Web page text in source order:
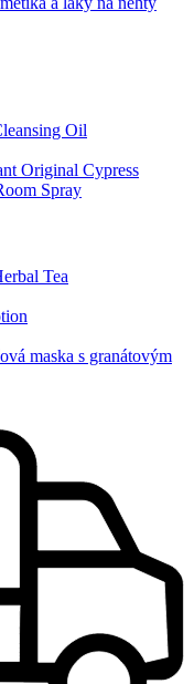
Oil
Original Cypress
Spray
Tea
maska s granátovým